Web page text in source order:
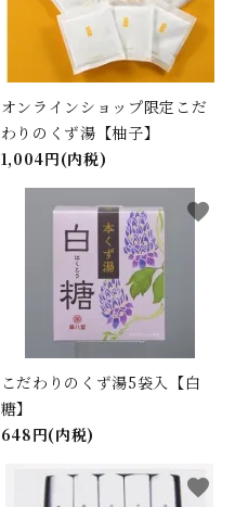
オンラインショップ限定こだ
わりのくず湯【柚子】
1,004円(内税)
こだわりのくず湯5袋入【白
糖】
648円(内税)
favorite
favorite